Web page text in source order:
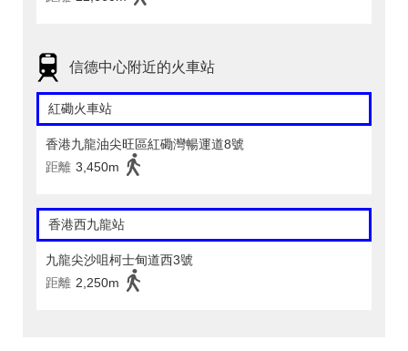
信德中心附近的火車站
紅磡火車站
香港九龍油尖旺區紅磡灣暢運道8號
距離 3,450m
香港西九龍站
九龍尖沙咀柯士甸道西3號
距離 2,250m